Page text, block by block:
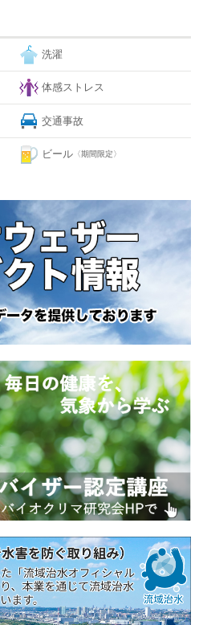
洗濯
体感ストレス
交通事故
ビール 〈期間限定〉